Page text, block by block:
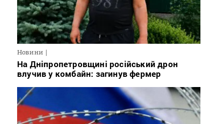
Новини
На Дніпропетровщині російський дрон
влучив у комбайн: загинув фермер